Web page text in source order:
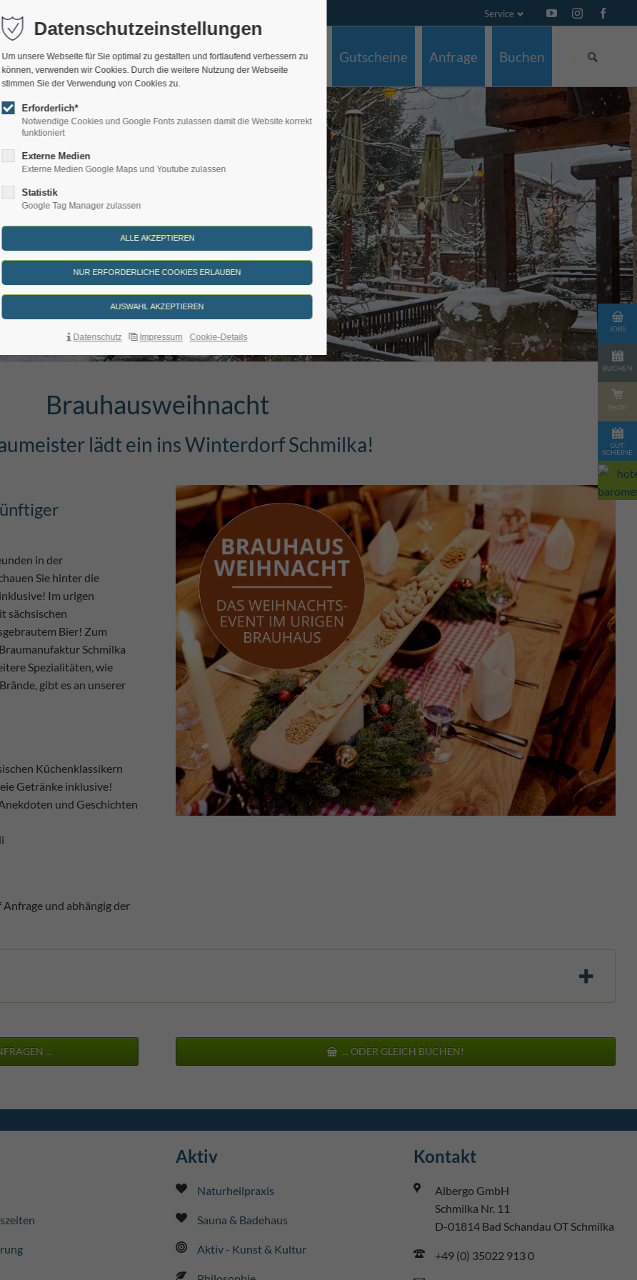
Datenschutzeinstellungen
Um unsere Webseite für Sie optimal zu gestalten und fortlaufend verbessern zu
können, verwenden wir Cookies. Durch die weitere Nutzung der Webseite
stimmen Sie der Verwendung von Cookies zu.
Erforderlich*
Notwendige Cookies und Google Fonts zulassen damit die Website korrekt
funktioniert
Externe Medien
Externe Medien Google Maps und Youtube zulassen
Statistik
Google Tag Manager zulassen
Datenschutz Impressum Cookie-Details
Service
überspringen
Helvetia
Mühle
Thusnelda
und Apartments
Kulinarium
Café-Bistro Daheim
Mühlenbäckerei
Tagen und Feiern
Erlebnisse
Angebote
Führungen
Sauna & Badehaus
Naturheilpraxis
Winterdorf
Refugium
Philosophie
Social Media
Gutscheine Anfrage Buchen
JOBS
BUCHEN
SHOP
GUT-
SCHEINE
Brauhausweihnacht
lädt ein ins Winterdorf Schmilka!
in der
Sie hinter die
Im urigen
sächsischen
Bier! Zum
Schmilka
Spezialitäten, wie
gibt es an unserer
Küchenklassikern
Getränke inklusive!
und Geschichten
und abhängig der
... ... ODER GLEICH BUCHEN!
Aktiv
Naturheilpraxis
Sauna & Badehaus
Aktiv - Kunst & Kultur
Kontakt
Albergo GmbH
Schmilka Nr. 11
D-01814 Bad Schandau OT Schmilka
+49 (0) 35022 913 0